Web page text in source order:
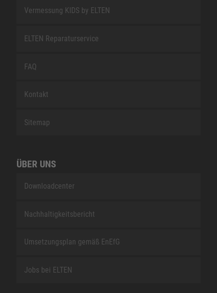
Vermessung KIDS by ELTEN
ELTEN Reparaturservice
FAQ
Kontakt
Sitemap
ÜBER UNS
Downloadcenter
Nachhaltigkeitsbericht
Umsetzungsplan gemäß EnEfG
Jobs bei ELTEN